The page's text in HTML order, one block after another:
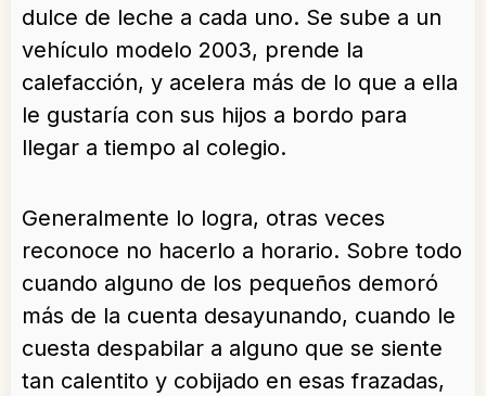
dulce de leche a cada uno. Se sube a un
vehículo modelo 2003, prende la
calefacción, y acelera más de lo que a ella
le gustaría con sus hijos a bordo para
llegar a tiempo al colegio.
Generalmente lo logra, otras veces
reconoce no hacerlo a horario. Sobre todo
cuando alguno de los pequeños demoró
más de la cuenta desayunando, cuando le
cuesta despabilar a alguno que se siente
tan calentito y cobijado en esas frazadas,